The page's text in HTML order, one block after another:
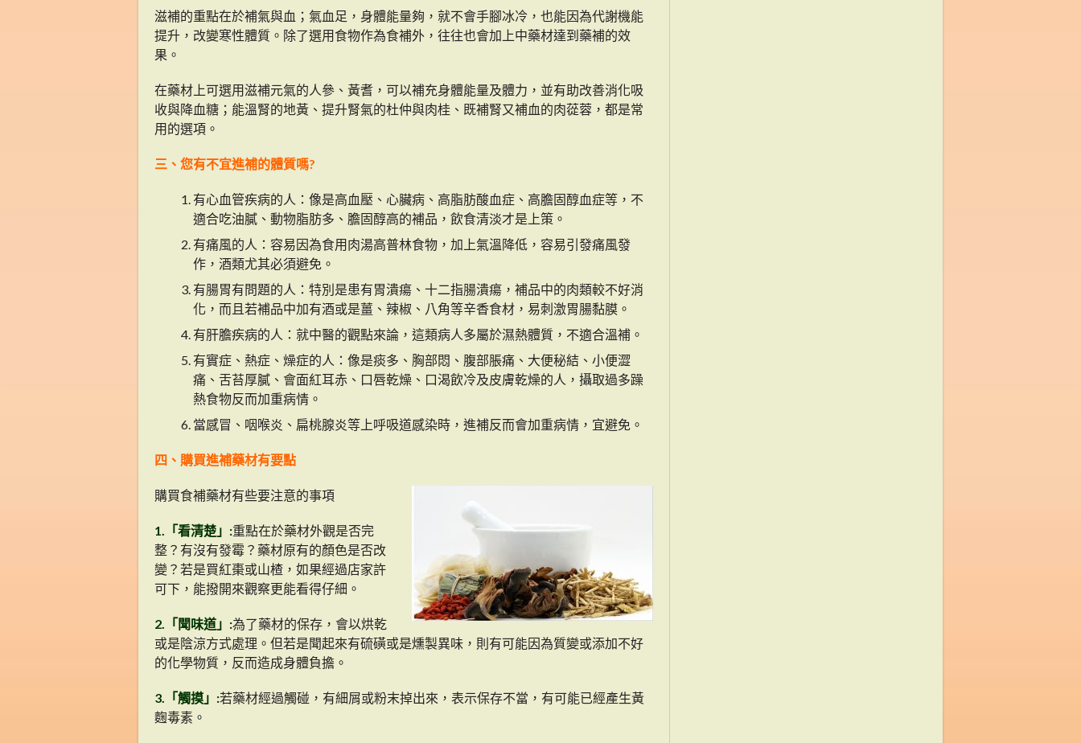
滋補的重點在於補氣與血；氣血足，身體能量夠，就不會手腳冰冷，也能因為代謝機能
提升，改變寒性體質。除了選用食物作為食補外，往往也會加上中藥材達到藥補的效
果。
在藥材上可選用滋補元氣的人參、黃耆，可以補充身體能量及體力，並有助改善消化吸
收與降血糖；能溫腎的地黃、提升腎氣的杜仲與肉桂、既補腎又補血的肉蓯蓉，都是常
用的選項。
三、您有不宜進補的體質嗎?
有心血管疾病的人：像是高血壓、心臟病、高脂肪酸血症、高膽固醇血症等，不
適合吃油膩、動物脂肪多、膽固醇高的補品，飲食清淡才是上策。
有痛風的人：容易因為食用肉湯高普林食物，加上氣溫降低，容易引發痛風發
作，酒類尤其必須避免。
有腸胃有問題的人：特別是患有胃潰瘍、十二指腸潰瘍，補品中的肉類較不好消
化，而且若補品中加有酒或是薑、辣椒、八角等辛香食材，易刺激胃腸黏膜。
有肝膽疾病的人：就中醫的觀點來論，這類病人多屬於濕熱體質，不適合溫補。
有實症、熱症、燥症的人：像是痰多、胸部悶、腹部脹痛、大便秘結、小便澀
痛、舌苔厚膩、會面紅耳赤、口唇乾燥、口渴飲冷及皮膚乾燥的人，攝取過多躁
熱食物反而加重病情。
當感冒、咽喉炎、扁桃腺炎等上呼吸道感染時，進補反而會加重病情，宜避免。
四、購買進補藥材有要點
購買食補藥材有些要注意的事項
1.「看清楚」:重點在於藥材外觀是否完
整？有沒有發霉？藥材原有的顏色是否改
變？若是買紅棗或山楂，如果經過店家許
可下，能撥開來觀察更能看得仔細。
2.「聞味道」:為了藥材的保存，會以烘乾
或是陰涼方式處理。但若是聞起來有硫磺或是燻製異味，則有可能因為質變或添加不好
的化學物質，反而造成身體負擔。
3.「觸摸」:若藥材經過觸碰，有細屑或粉末掉出來，表示保存不當，有可能已經產生黃
麴毒素。